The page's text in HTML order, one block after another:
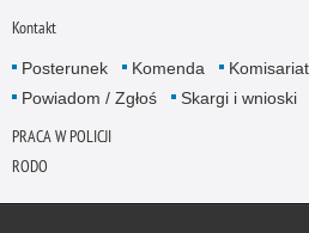
Kontakt
Posterunek Komenda Komisariat
Powiadom / Zgłoś
Skargi i wnioski
PRACA W POLICJI
RODO